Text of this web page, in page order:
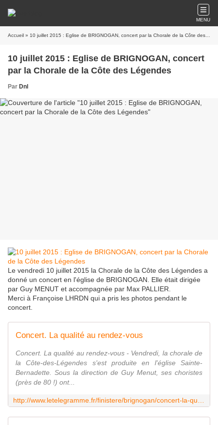
MENU
Accueil » 10 juillet 2015 : Eglise de BRIGNOGAN, concert par la Chorale de la Côte des Légendes
10 juillet 2015 : Eglise de BRIGNOGAN, concert
par la Chorale de la Côte des Légendes
Par Dnl
Le vendredi 10 juillet 2015 la Chorale de la Côte des Légendes a
donné un concert en l'église de BRIGNOGAN. Elle était dirigée
par Guy MENUT et accompagnée par Max PALLIER.
Merci à Françoise LHRDN qui a pris les photos pendant le
concert.
Concert. La qualité au rendez-vous
Concert. La qualité au rendez-vous - Vendredi, la chorale de
la Côte-des-Légendes s'est produite en l'église Sainte-
Bernadette. Sous la direction de Guy Menut, ses choristes
(près de 80 !) ont...